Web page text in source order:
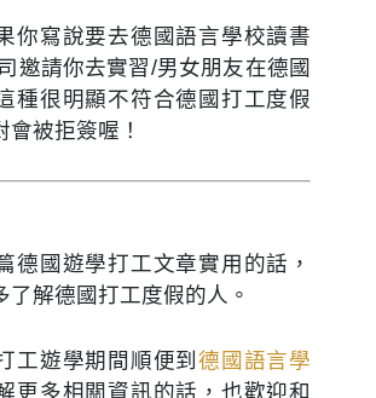
你寫說要去德國語言學校讀書
邀請你去實習/男女朋友在德國
種很明顯不符合德國打工度假
被拒簽喔！
德國遊學打工文章實用的話，
了解德國打工度假的人。
工遊學期間順便到德國語言學
更多相關資訊的話，也歡迎和